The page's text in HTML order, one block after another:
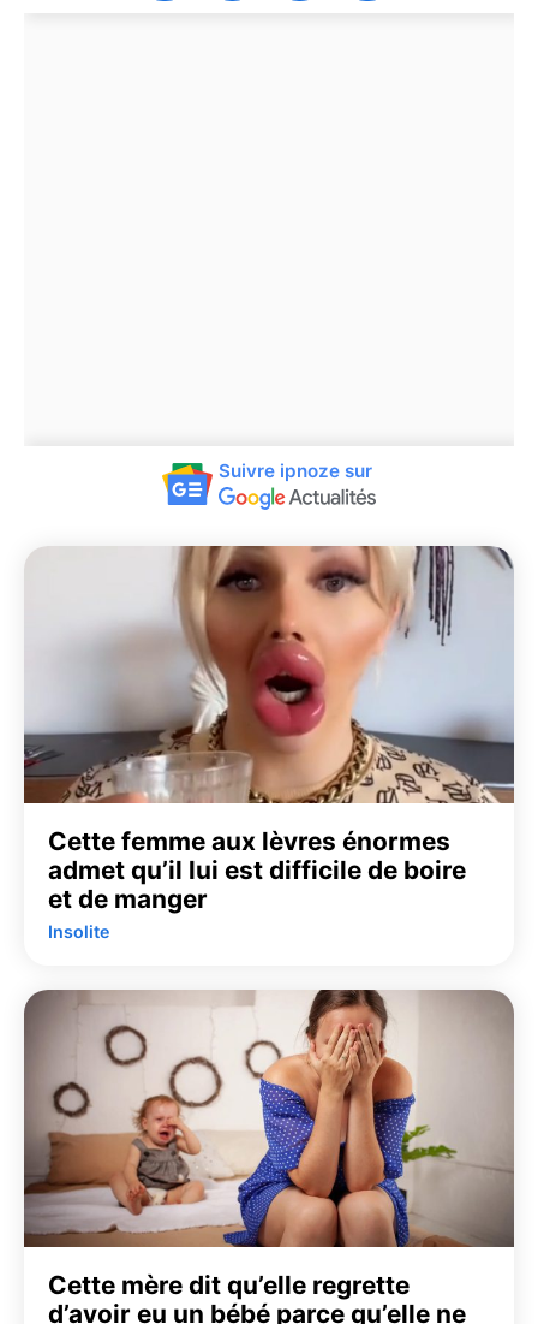
Suivre ipnoze sur
Cette femme aux lèvres énormes
admet qu’il lui est difficile de boire
et de manger
Insolite
Cette mère dit qu’elle regrette
d’avoir eu un bébé parce qu’elle ne